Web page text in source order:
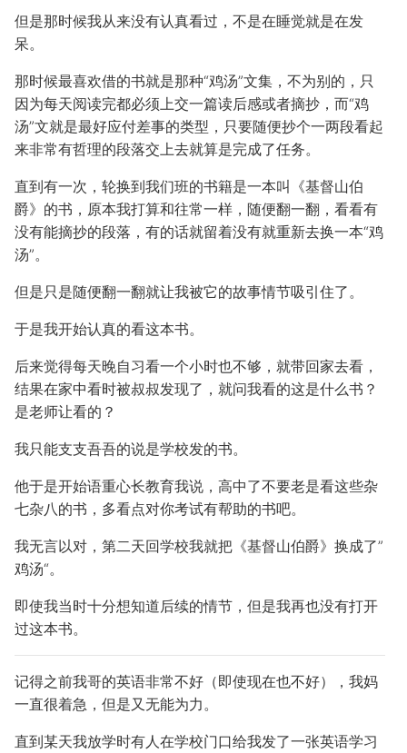
但是那时候我从来没有认真看过，不是在睡觉就是在发
呆。
那时候最喜欢借的书就是那种“鸡汤”文集，不为别的，只
因为每天阅读完都必须上交一篇读后感或者摘抄，而“鸡
汤”文就是最好应付差事的类型，只要随便抄个一两段看起
来非常有哲理的段落交上去就算是完成了任务。
直到有一次，轮换到我们班的书籍是一本叫《基督山伯
爵》的书，原本我打算和往常一样，随便翻一翻，看看有
没有能摘抄的段落，有的话就留着没有就重新去换一本“鸡
汤”。
但是只是随便翻一翻就让我被它的故事情节吸引住了。
于是我开始认真的看这本书。
后来觉得每天晚自习看一个小时也不够，就带回家去看，
结果在家中看时被叔叔发现了，就问我看的这是什么书？
是老师让看的？
我只能支支吾吾的说是学校发的书。
他于是开始语重心长教育我说，高中了不要老是看这些杂
七杂八的书，多看点对你考试有帮助的书吧。
我无言以对，第二天回学校我就把《基督山伯爵》换成了”
鸡汤“。
即使我当时十分想知道后续的情节，但是我再也没有打开
过这本书。
记得之前我哥的英语非常不好（即使现在也不好），我妈
一直很着急，但是又无能为力。
直到某天我放学时有人在学校门口给我发了一张英语学习